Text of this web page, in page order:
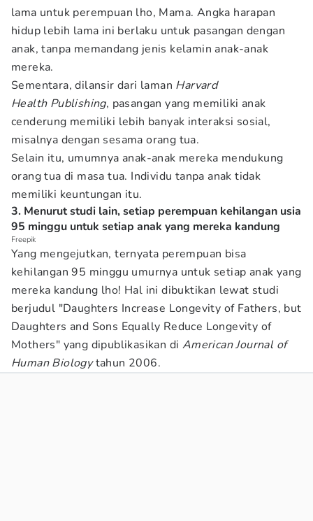
lama untuk perempuan lho, Mama. Angka harapan
hidup lebih lama ini berlaku untuk pasangan dengan
anak, tanpa memandang jenis kelamin anak-anak
mereka.
Sementara, dilansir dari laman Harvard
Health Publishing, pasangan yang memiliki anak
cenderung memiliki lebih banyak interaksi sosial,
misalnya dengan sesama orang tua.
Selain itu, umumnya anak-anak mereka mendukung
orang tua di masa tua. Individu tanpa anak tidak
memiliki keuntungan itu.
3. Menurut studi lain, setiap perempuan kehilangan usia
95 minggu untuk setiap anak yang mereka kandung
Freepik
Yang mengejutkan, ternyata perempuan bisa
kehilangan 95 minggu umurnya untuk setiap anak yang
mereka kandung lho! Hal ini dibuktikan lewat studi
berjudul "Daughters Increase Longevity of Fathers, but
Daughters and Sons Equally Reduce Longevity of
Mothers" yang dipublikasikan di American Journal of
Human Biologytahun 2006.